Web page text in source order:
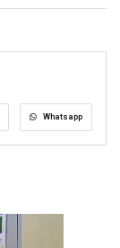
Whatsapp